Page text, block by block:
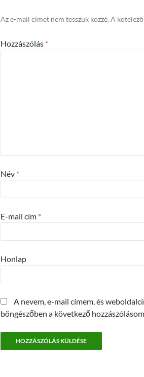
Az e-mail címet nem tesszük közzé. A
Hozzászólás *
Név *
E-mail cím *
Honlap
A nevem, e-mail címem, és
böngészőben a következő